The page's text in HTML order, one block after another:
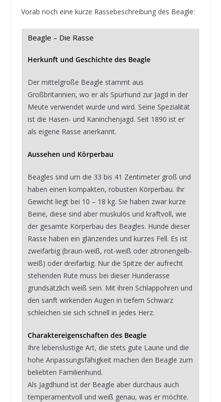
Vorab noch eine kurze Rassebeschreibung des Beagle:
Beagle – Die Rasse
Herkunft und Geschichte des Beagle
Der mittelgroße Beagle stammt aus
Großbritannien, wo er als Spürhund zur Jagd in der
Meute verwendet wurde und wird. Seine Spezialität
ist die Hasen- und Kaninchenjagd. Seit 1890 ist er
als eigene Rasse anerkannt.
Aussehen und Körperbau
Beagles sind um die 33 bis 41 Zentimeter groß und
haben einen kompakten, robusten Körperbau. Ihr
Gewicht liegt bei 10 – 18 kg. Sie haben zwar kurze
Beine, diese sind aber muskulös und kraftvoll, wie
der gesamte Körperbau des Beagles. Hunde dieser
Rasse haben ein glänzendes und kurzes Fell. Es ist
zweifarbig (braun-weiß, rot-weiß oder zitronengelb-
weiß) oder dreifarbig. Nur die Spitze der aufrecht
stehenden Rute muss bei dieser Hunderasse
grundsätzlich weiß sein. Mit ihren Schlappohren und
den sanft wirkenden Augen in tiefem Schwarz
schleichen sie sich schnell in jedes Herz.
Charaktereigenschaften des Beagle
Ihre lebenslustige Art, die stets gute Laune und die
hohe Anpassungsfähigkeit machen den Beagle zum
beliebten Familienhund.
Als Jagdhund ist der Beagle aber durchaus auch
temperamentvoll und weiß genau, was er möchte.